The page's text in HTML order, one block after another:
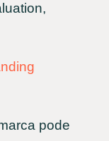
pode